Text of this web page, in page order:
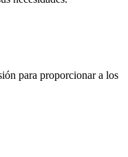
para proporcionar a los